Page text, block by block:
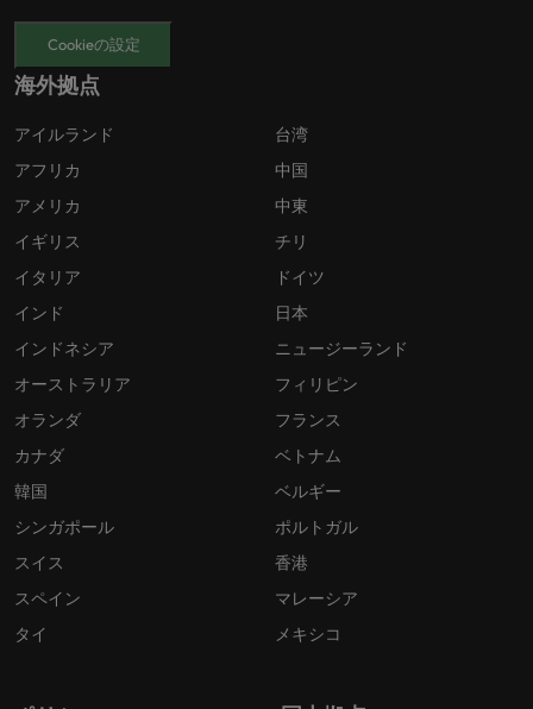
Cookieの設定
海外拠点
アイルランド
アフリカ
アメリカ
イギリス
イタリア
インド
インドネシア
オーストラリア
オランダ
カナダ
韓国
シンガポール
スイス
スペイン
タイ
台湾
中国
中東
チリ
ドイツ
日本
ニュージーランド
フィリピン
フランス
ベトナム
ベルギー
ポルトガル
香港
マレーシア
メキシコ